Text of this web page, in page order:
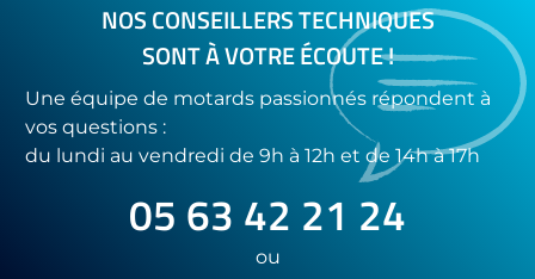
NOS CONSEILLERS TECHNIQUES
SONT À VOTRE ÉCOUTE !
Une équipe de motards passionnés répondent à
vos questions :
du lundi au vendredi de 9h à 12h et de 14h à 17h
05 63 42 21 24
ou